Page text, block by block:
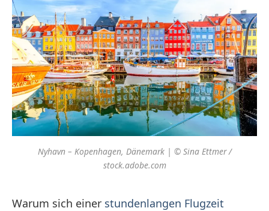
Nyhavn – Kopenhagen, Dänemark | © Sina Ettmer /
stock.adobe.com
Warum sich einer stundenlangen Flugzeit